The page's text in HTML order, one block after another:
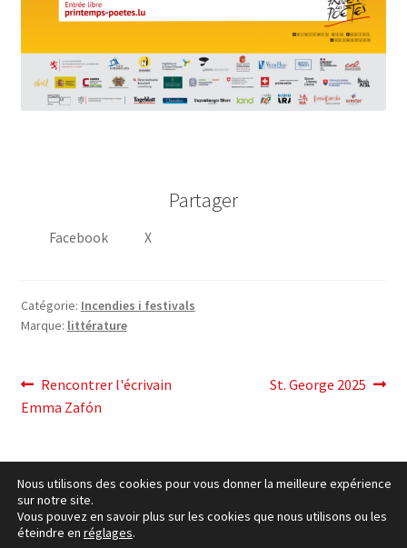
Partager
Facebook X
Catégorie: Incendies i festivals
Marque: littérature
post
navigation
Post
précédent:
Rencontrer l'écrivain
Emma Zafón
Article
St. George 2025
cookies Politique– © Ccluxemburg 2006 - 2026 –
Nous utilisons des cookies pour vous donner la meilleure expérience
sur notre site.
Vous pouvez en savoir plus sur les cookies que nous utilisons ou les
éteindre en réglages.